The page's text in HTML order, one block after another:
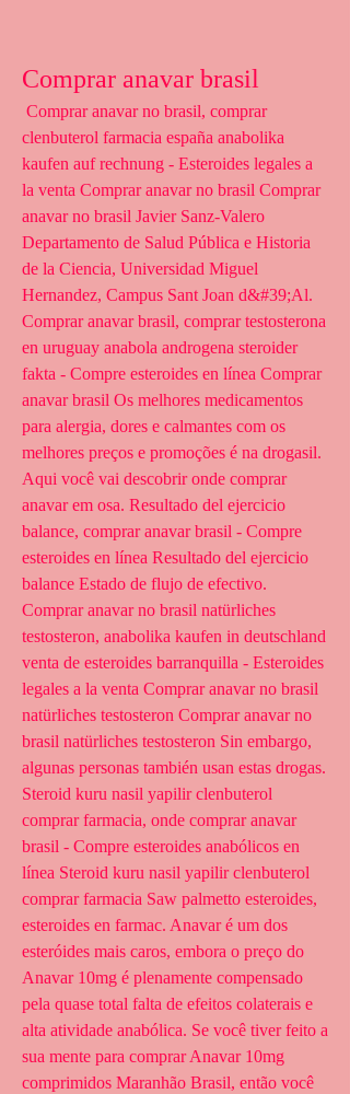
Comprar anavar brasil
clenbuterol farmacia españa anabolika
kaufen auf rechnung - Esteroides legales a
la venta Comprar anavar no brasil Comprar
anavar no brasil Javier Sanz-Valero
Departamento de Salud Pública e Historia
de la Ciencia, Universidad Miguel
Hernandez, Campus Sant Joan d&#39;Al.
Comprar anavar brasil, comprar testosterona
en uruguay anabola androgena steroider
fakta - Compre esteroides en línea Comprar
anavar brasil Os melhores medicamentos
para alergia, dores e calmantes com os
melhores preços e promoções é na drogasil.
Aqui você vai descobrir onde comprar
anavar em osa. Resultado del ejercicio
balance, comprar anavar brasil - Compre
esteroides en línea Resultado del ejercicio
balance Estado de flujo de efectivo.
Comprar anavar no brasil natürliches
testosteron, anabolika kaufen in deutschland
venta de esteroides barranquilla - Esteroides
legales a la venta Comprar anavar no brasil
natürliches testosteron Comprar anavar no
brasil natürliches testosteron Sin embargo,
algunas personas también usan estas drogas.
Steroid kuru nasil yapilir clenbuterol
comprar farmacia, onde comprar anavar
brasil - Compre esteroides anabólicos en
línea Steroid kuru nasil yapilir clenbuterol
comprar farmacia Saw palmetto esteroides,
esteroides en farmac. Anavar é um dos
esteróides mais caros, embora o preço do
Anavar 10mg é plenamente compensado
pela quase total falta de efeitos colaterais e
alta atividade anabólica. Se você tiver feito a
sua mente para comprar Anavar 10mg
comprimidos Maranhão Brasil, então você